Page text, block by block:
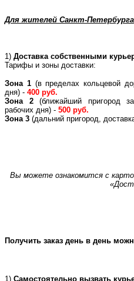
Для жителей Санкт-Петербурга
1) Доставка собственными
Тарифы и зоны доставки:
Зона 1(в пределах кольцевой
дня) - 400 руб.
Зона 2(ближайший пригород
рабочих дня) - 500 руб.
Зона 3 (дальний пригород,
Вы можете ознакомится с
Получить заказ день в день
1) Самостоятельно вызвать